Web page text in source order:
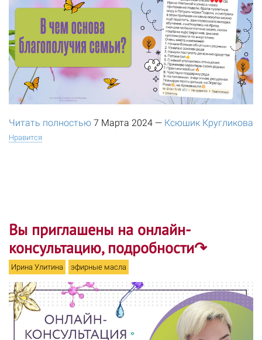
Читать полностью 7 Марта 2024 — Ксюшик Кругликова
Нравится
Вы приглашены на онлайн-
консультацию, подробности↷
Ирина Улитина эфирные масла